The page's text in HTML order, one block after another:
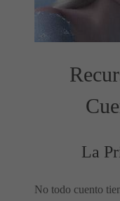
La
No todo cuento